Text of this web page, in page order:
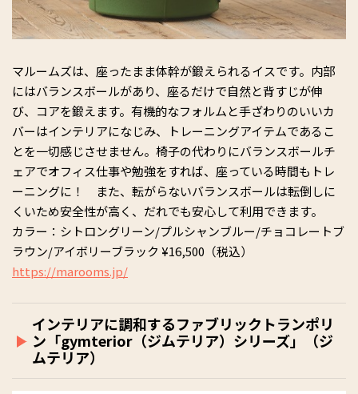
マルームズは、座ったまま体幹が鍛えられるイスです。内部
にはバランスボールがあり、座るだけで自然と背すじが伸
び、コアを鍛えます。有機的なフォルムと手ざわりのいいカ
バーはインテリアになじみ、トレーニングアイテムであるこ
とを一切感じさせません。椅子の代わりにバランスボールチ
ェアでオフィス仕事や勉強をすれば、座っている時間もトレ
ーニングに！ また、転がらないバランスボールは転倒しに
くいため安全性が高く、だれでも安心して利用できます。
カラー：シトロングリーン/プルシャンブルー/チョコレートブ
ラウン/アイボリーブラック ¥16,500（税込）
https://marooms.jp/
インテリアに調和するファブリックトランポリ
ン「gymterior（ジムテリア）シリーズ」（ジ
ムテリア）